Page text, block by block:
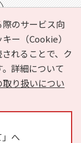
のサービス向
ー（Cookie）
れることで、ク
詳細について
取り扱いについ
」へ
ヘルプ
運営会社
わせ